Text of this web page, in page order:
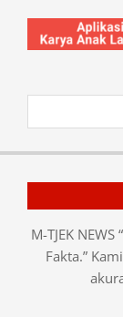
M-TJEK
Fakta.”